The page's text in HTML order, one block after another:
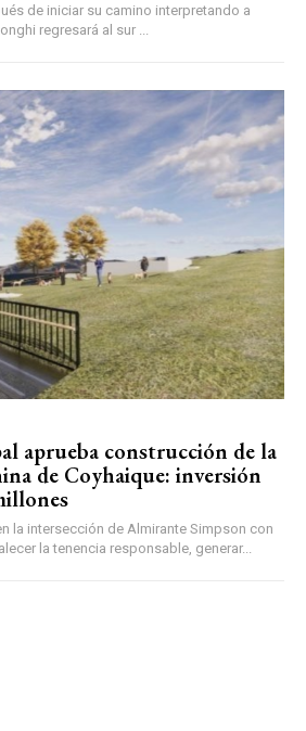
de iniciar su camino interpretando a
regresará al sur ...
aprueba construcción de la
de Coyhaique: inversión
la intersección de Almirante Simpson con
la tenencia responsable, generar...